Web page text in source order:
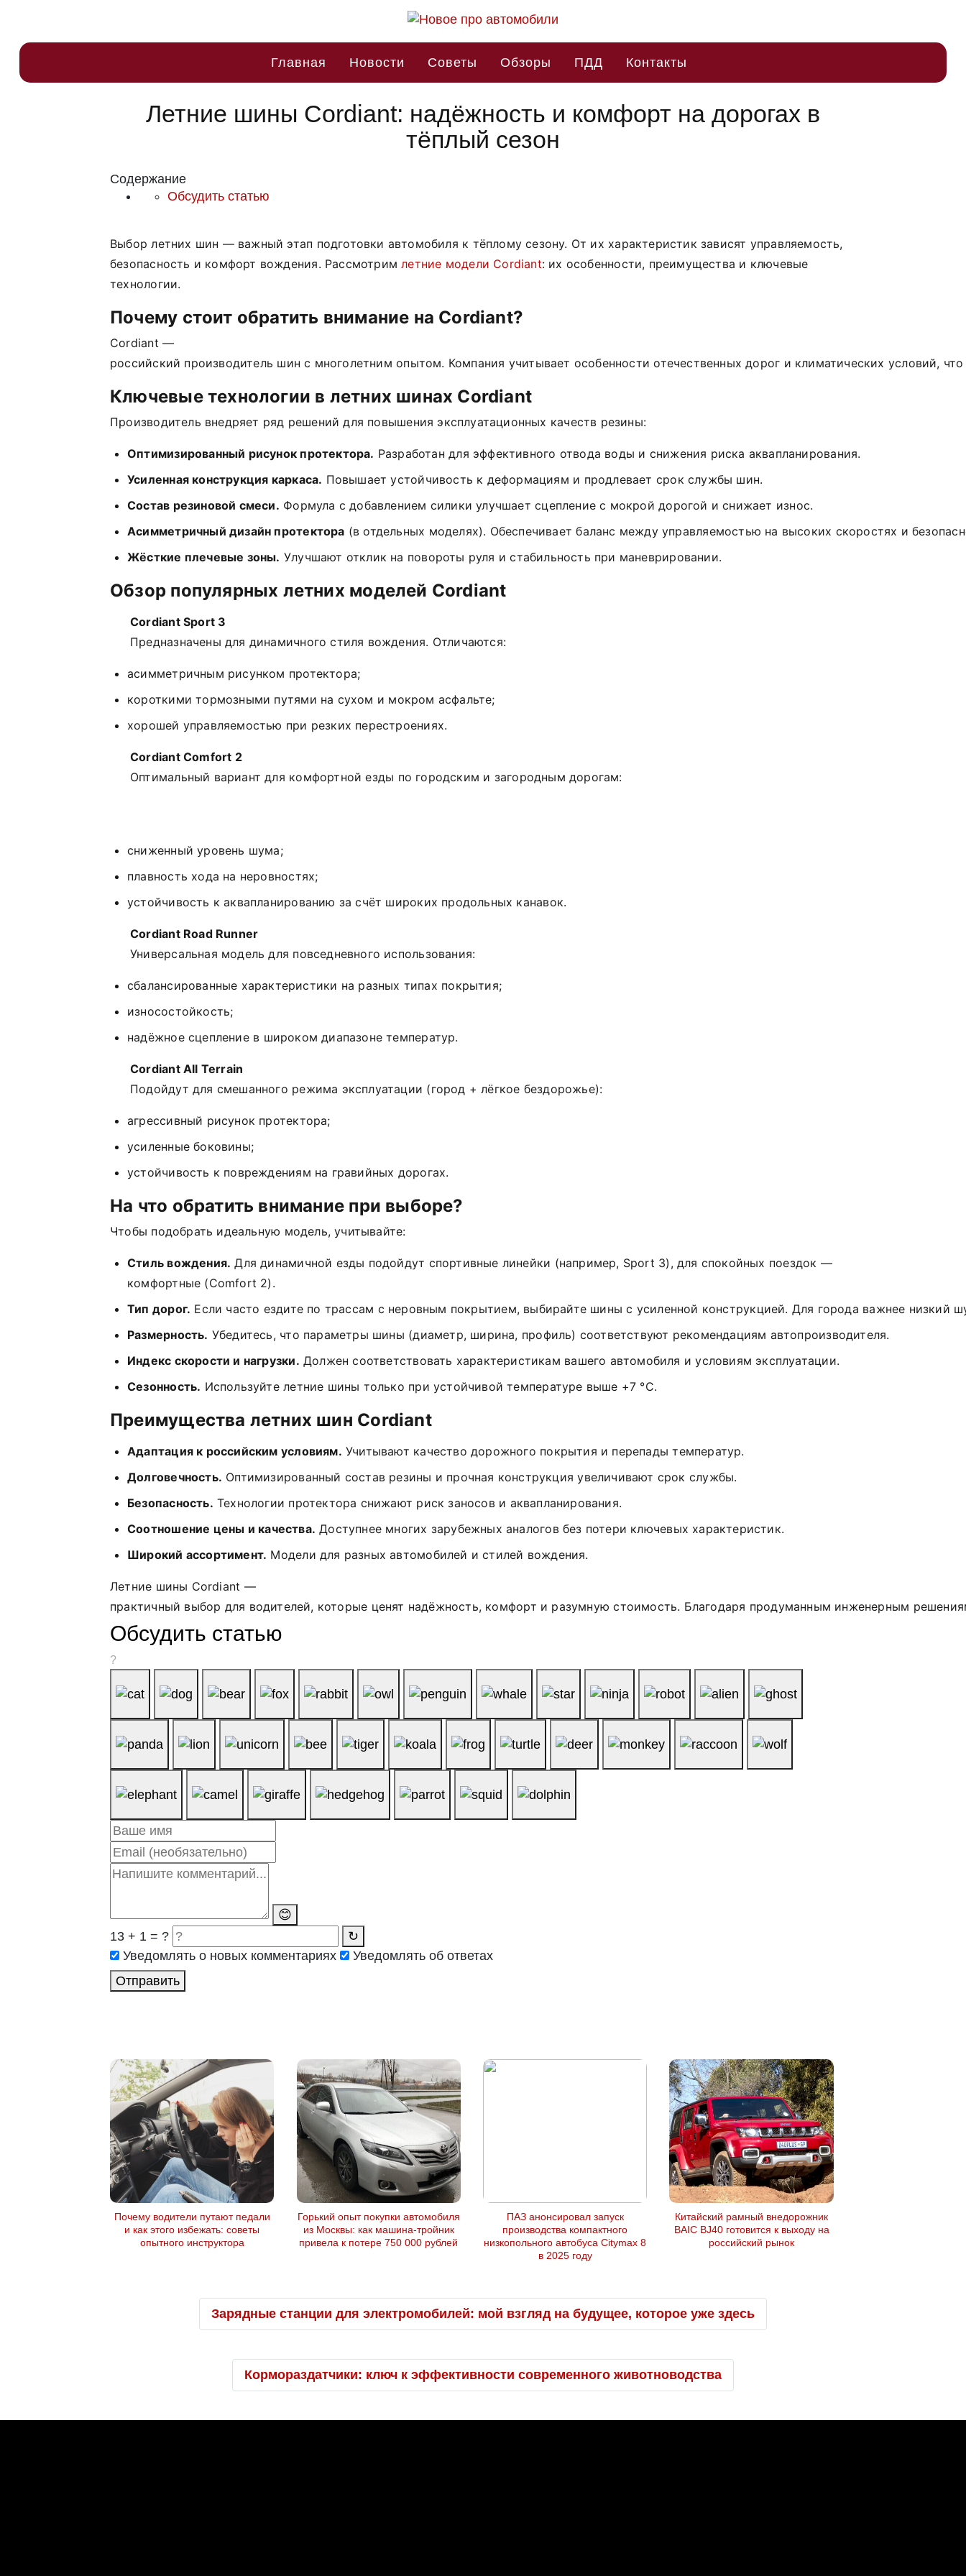
Главная Новости Советы Обзоры ПДД Контакты
Летние шины Cordiant: надёжность и комфорт на дорогах в
тёплый сезон
Содержание
Обсудить статью
Выбор летних шин — важный этап подготовки автомобиля к тёплому сезону. От их характеристик зависят управляемость,
безопасность и комфорт вождения. Рассмотримлетние модели Cordiant: их особенности, преимущества и ключевые
технологии.
Почему стоит обратить внимание на Cordiant?
Cordiant —
российский производитель шин с многолетним опытом. Компания учитывает особенности отечественных дорог и климатических условий, что
Ключевые технологии в летних шинах Cordiant
Производитель внедряет ряд решений для повышения эксплуатационных качеств резины:
Оптимизированный рисунок протектора. Разработан для эффективного отвода воды и снижения риска аквапланирования.
Усиленная конструкция каркаса. Повышает устойчивость к деформациям и продлевает срок службы шин.
Состав резиновой смеси. Формула с добавлением силики улучшает сцепление с мокрой дорогой и снижает износ.
Асимметричный дизайн протектора (в отдельных моделях). Обеспечивает баланс между управляемостью на высоких скоростях и
Жёсткие плечевые зоны. Улучшают отклик на повороты руля и стабильность при маневрировании.
Обзор популярных летних моделей Cordiant
Cordiant Sport 3
Предназначены для динамичного стиля вождения. Отличаются:
асимметричным рисунком протектора;
короткими тормозными путями на сухом и мокром асфальте;
хорошей управляемостью при резких перестроениях.
Cordiant Comfort 2
Оптимальный вариант для комфортной езды по городским и загородным дорогам:
сниженный уровень шума;
плавность хода на неровностях;
устойчивость к аквапланированию за счёт широких продольных канавок.
Cordiant Road Runner
Универсальная модель для повседневного использования:
сбалансированные характеристики на разных типах покрытия;
износостойкость;
надёжное сцепление в широком диапазоне температур.
Cordiant All Terrain
Подойдут для смешанного режима эксплуатации (город + лёгкое бездорожье):
агрессивный рисунок протектора;
усиленные боковины;
устойчивость к повреждениям на гравийных дорогах.
На что обратить внимание при выборе?
Чтобы подобрать идеальную модель, учитывайте:
Стиль вождения. Для динамичной езды подойдут спортивные линейки (например, Sport 3), для спокойных поездок —
комфортные (Comfort 2).
Тип дорог. Если часто ездите по трассам с неровным покрытием, выбирайте шины с усиленной конструкцией. Для города важнее низкий
Размерность. Убедитесь, что параметры шины (диаметр, ширина, профиль) соответствуют рекомендациям автопроизводителя.
Индекс скорости и нагрузки. Должен соответствовать характеристикам вашего автомобиля и условиям эксплуатации.
Сезонность. Используйте летние шины только при устойчивой температуре выше +7 °C.
Преимущества летних шин Cordiant
Адаптация к российским условиям. Учитывают качество дорожного покрытия и перепады температур.
Долговечность. Оптимизированный состав резины и прочная конструкция увеличивают срок службы.
Безопасность. Технологии протектора снижают риск заносов и аквапланирования.
Соотношение цены и качества. Доступнее многих зарубежных аналогов без потери ключевых характеристик.
Широкий ассортимент. Модели для разных автомобилей и стилей вождения.
Летние шины Cordiant —
практичный выбор для водителей, которые ценят надёжность, комфорт и разумную стоимость. Благодаря продуманным инженерным
Обсудить статью
?
😊
13 + 1 = ?
↻
Уведомлять о новых комментариях
Уведомлять об ответах
Отправить
Почему водители путают педали
и как этого избежать: советы
опытного инструктора
Горький опыт покупки автомобиля
из Москвы: как машина-тройник
привела к потере 750 000 рублей
ПАЗ анонсировал запуск
производства компактного
низкопольного автобуса Citymax 8
в 2025 году
Китайский рамный внедорожник
BAIC BJ40 готовится к выходу на
российский рынок
Зарядные станции для электромобилей: мой взгляд на будущее, которое уже здесь
Кормораздатчики: ключ к эффективности современного животноводства